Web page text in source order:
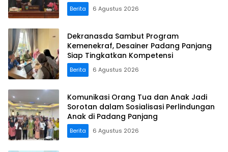
Berita 6 Agustus 2026
Dekranasda Sambut Program
Kemenekraf, Desainer Padang Panjang
Siap Tingkatkan Kompetensi
Berita 6 Agustus 2026
Komunikasi Orang Tua dan Anak Jadi
Sorotan dalam Sosialisasi Perlindungan
Anak di Padang Panjang
Berita 6 Agustus 2026